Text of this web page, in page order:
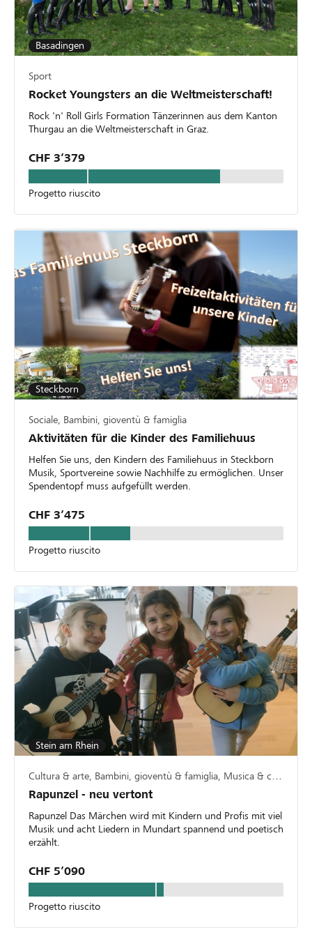
Basadingen
Sport
Rocket Youngsters an die Weltmeisterschaft!
Rock 'n' Roll Girls Formation Tänzerinnen aus dem Kanton
Thurgau an die Weltmeisterschaft in Graz.
CHF 3’379
Progetto riuscito
Steckborn
Sociale, Bambini, gioventù & famiglia
Aktivitäten für die Kinder des Familiehuus
Helfen Sie uns, den Kindern des Familiehuus in Steckborn
Musik, Sportvereine sowie Nachhilfe zu ermöglichen. Unser
Spendentopf muss aufgefüllt werden.
CHF 3’475
Progetto riuscito
Stein am Rhein
Cultura & arte, Bambini, gioventù & famiglia, Musica & canto
Rapunzel - neu vertont
Rapunzel Das Märchen wird mit Kindern und Profis mit viel
Musik und acht Liedern in Mundart spannend und poetisch
erzählt.
CHF 5’090
Progetto riuscito